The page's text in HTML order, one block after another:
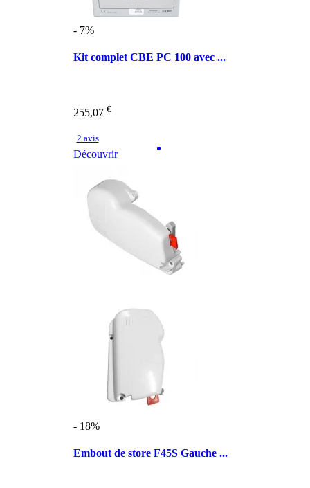
- 7%
Kit complet CBE PC 100 avec ...
255,07 €
2 avis
Découvrir
- 18%
Embout de store F45S Gauche ...